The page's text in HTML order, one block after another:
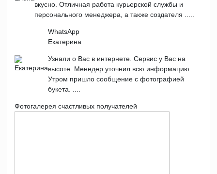
вкусно. Отличная работа курьерской службы и
персонального менеджера, а также создателя .....
WhatsApp
Екатерина
Узнали о Вас в интернете. Сервис у Вас на
высоте. Менедер уточнил всю информацию.
Утром пришло сообщение с фотографией
букета. ....
Фотогалерея счастливых получателей